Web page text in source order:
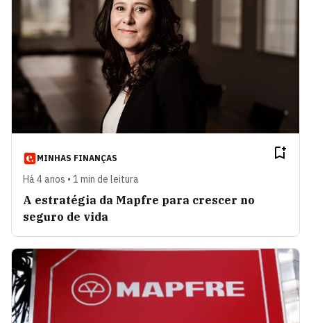
MINHAS FINANÇAS
Há 4 anos • 1 min de leitura
A estratégia da Mapfre para crescer no
seguro de vida